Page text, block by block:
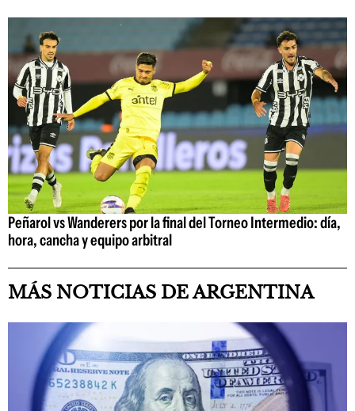
Peñarol vs Wanderers por la final del Torneo Intermedio: día,
hora, cancha y equipo arbitral
MÁS NOTICIAS DE ARGENTINA